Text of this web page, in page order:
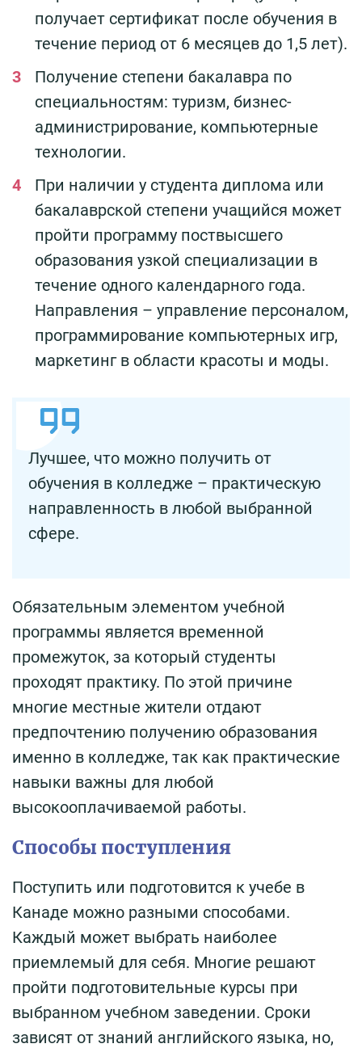
получает сертификат после обучения в
течение период от 6 месяцев до 1,5 лет).
Получение степени бакалавра по
специальностям: туризм, бизнес-
администрирование, компьютерные
технологии.
При наличии у студента диплома или
бакалаврской степени учащийся может
пройти программу поствысшего
образования узкой специализации в
течение одного календарного года.
Направления – управление персоналом,
программирование компьютерных игр,
маркетинг в области красоты и моды.
Лучшее, что можно получить от
обучения в колледже – практическую
направленность в любой выбранной
сфере.
Обязательным элементом учебной
программы является временной
промежуток, за который студенты
проходят практику. По этой причине
многие местные жители отдают
предпочтению получению образования
именно в колледже, так как практические
навыки важны для любой
высокооплачиваемой работы.
Способы поступления
Поступить или подготовится к учебе в
Канаде можно разными способами.
Каждый может выбрать наиболее
приемлемый для себя. Многие решают
пройти подготовительные курсы при
выбранном учебном заведении. Сроки
зависят от знаний английского языка, но,